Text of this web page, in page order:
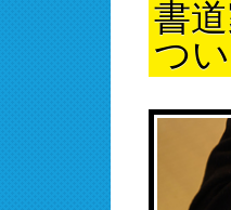
書
つ